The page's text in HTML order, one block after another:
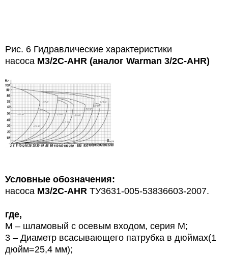
Рис. 6 Гидравлические характеристики
насоса M3/2C-AHR (аналог Warman 3/2C-AHR)
Условные обозначения:
насоса M3/2C-AHR ТУ3631-005-53836603-2007.
где,
М – шламовый с осевым входом, серия М;
3 – Диаметр всасывающего патрубка в дюймах(1
дюйм=25,4 мм);